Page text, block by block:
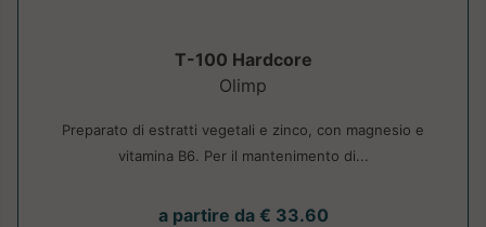
T-100 Hardcore
Olimp
Preparato di estratti vegetali e zinco, con magnesio e
vitamina B6. Per il mantenimento di...
a partire da € 33.60